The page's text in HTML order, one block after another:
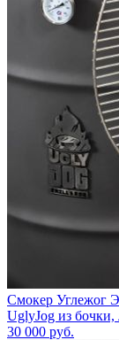
Смокер Углежог
UglyJog из бочки,
30 000 руб.